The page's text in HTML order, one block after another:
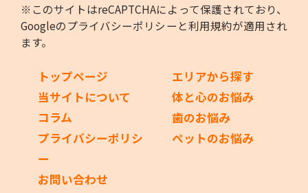
※このサイトはreCAPTCHAによって保護されており、
Googleのプライバシーポリシー と利用規約が適用され
ます。
トップページ
当サイトについて
コラム
プライバシーポリシ
ー
お問い合わせ
エリアから探す
体と心のお悩み
歯のお悩み
ペットのお悩み